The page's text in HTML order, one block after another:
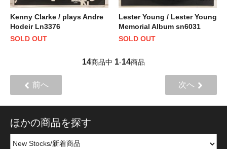
Kenny Clarke / plays Andre
Hodeir Ln3376
SOLD OUT
Lester Young / Lester Young
Memorial Album sn6031
SOLD OUT
14商品中 1-14商品
前へ 次へ
ほかの商品を探す